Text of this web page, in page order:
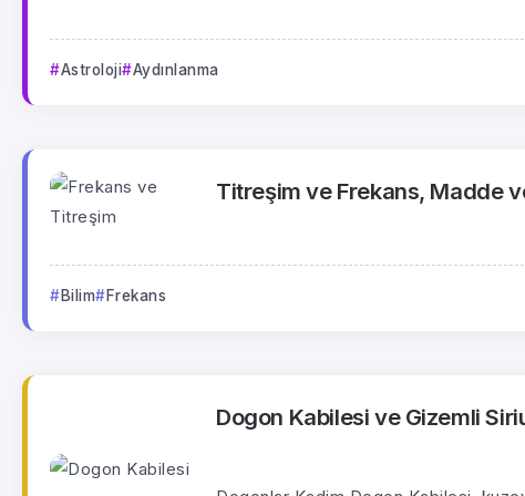
Astroloji Aydınlanma
Titreşim ve Frekans, Madde ve
Bilim Frekans
Dogon Kabilesi ve Gizemli